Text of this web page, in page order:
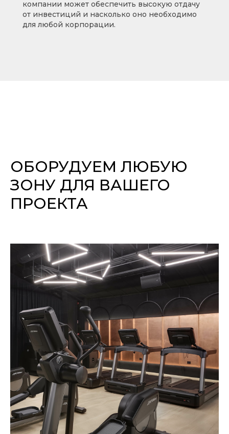
компании может обеспечить высокую отдачу
от инвестиций и насколько оно необходимо
для любой корпорации.
ОБОРУДУЕМ ЛЮБУЮ
ЗОНУ ДЛЯ ВАШЕГО
ПРОЕКТА